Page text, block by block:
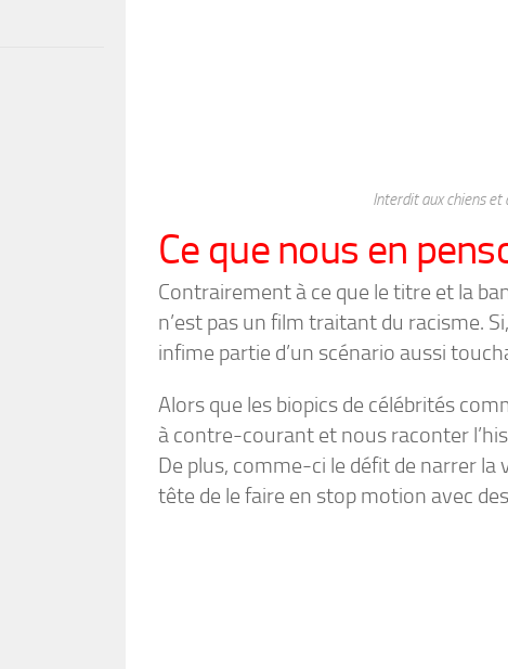
Interdit aux chiens
Ce que nous en
Contrairement à ce que le titre et la
n’est pas un film traitant du racisme.
infime partie d’un scénario aussi
Alors que les biopics de célébrités
à contre-courant et nous raconter
De plus, comme-ci le défit de narrer la
tête de le faire en stop motion avec